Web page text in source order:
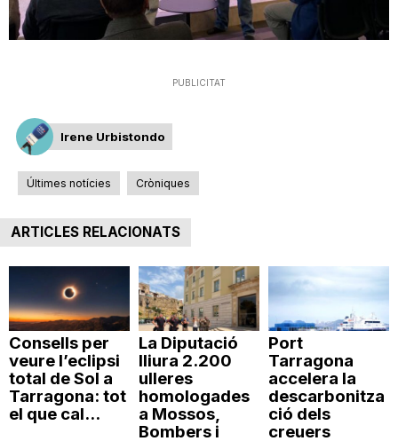
PUBLICITAT
Irene Urbistondo
Últimes notícies Cròniques
ARTICLES RELACIONATS
Consells per
veure l’eclipsi
total de Sol a
Tarragona: tot
el que cal...
La Diputació
lliura 2.200
ulleres
homologades
a Mossos,
Bombers i
Port
Tarragona
accelera la
descarbonitza
ció dels
creuers